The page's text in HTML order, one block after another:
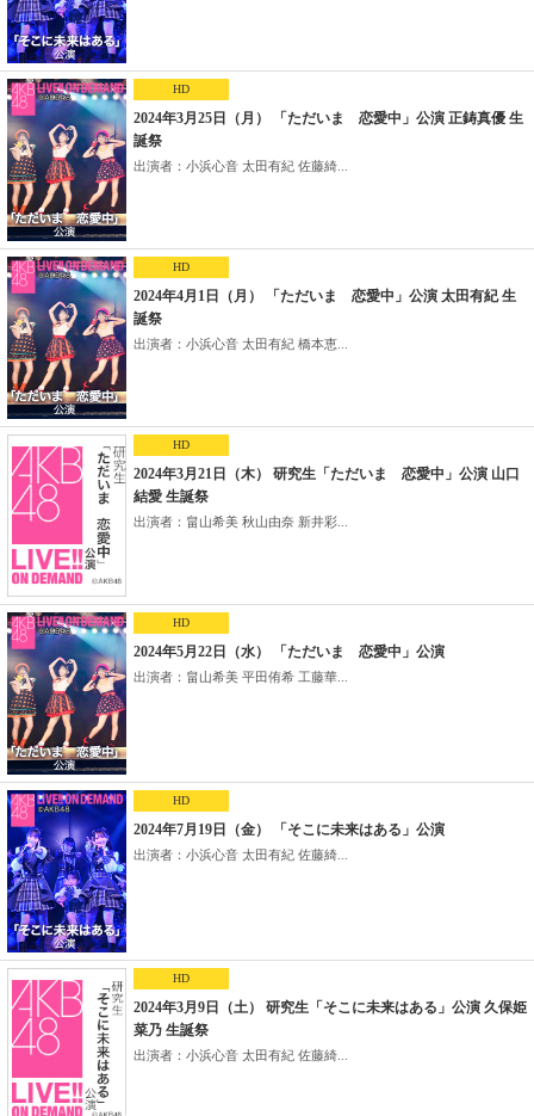
HD
2024年3月25日（月） 「ただいま 恋愛中」公演 正鋳真優 生
誕祭
出演者：小浜心音 太田有紀 佐藤綺...
HD
2024年4月1日（月） 「ただいま 恋愛中」公演 太田有紀 生
誕祭
出演者：小浜心音 太田有紀 橋本恵...
HD
2024年3月21日（木） 研究生「ただいま 恋愛中」公演 山口
結愛 生誕祭
出演者：畠山希美 秋山由奈 新井彩...
HD
2024年5月22日（水） 「ただいま 恋愛中」公演
出演者：畠山希美 平田侑希 工藤華...
HD
2024年7月19日（金） 「そこに未来はある」公演
出演者：小浜心音 太田有紀 佐藤綺...
HD
2024年3月9日（土） 研究生「そこに未来はある」公演 久保姫
菜乃 生誕祭
出演者：小浜心音 太田有紀 佐藤綺...